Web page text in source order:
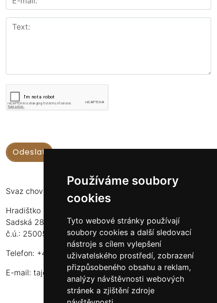
Používáme soubory
cookies
Tyto webové stránky používají
soubory cookies a další sledovací
nástroje s cílem vylepšení
uživatelského prostředí, zobrazení
přizpůsobeného obsahu a reklam,
analýzy návštěvnosti webových
stránek a zjištění zdroje
Svaz chovatelů koní Kinských
Hradištko u Sadské 126
Sadská 289 12
č.ú.: 2500556717/2010
Telefon: +420 724 135 536
E-mail: tajemnik@schkk.cz